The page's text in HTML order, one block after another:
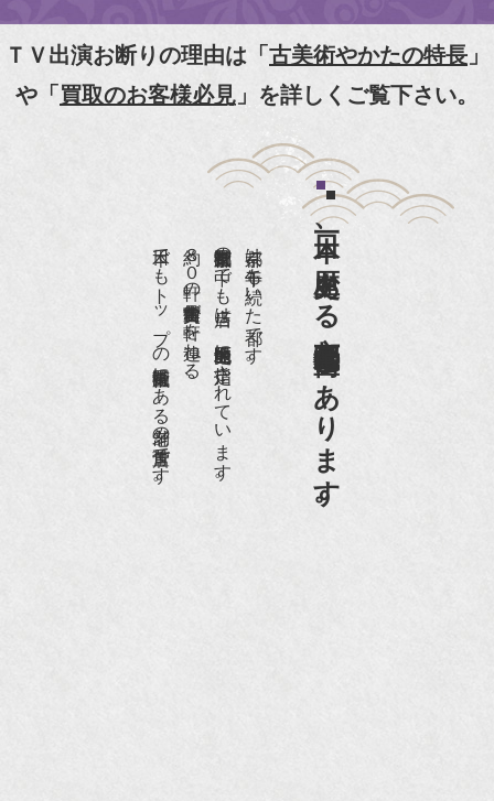
【動画】
『京都新聞』とKBS京都で鴨東まちなか美術館を
『和楽』7月号 樋口可南子さんがお店へ！！
『樋口可南子の古寺散歩』（5月17日発行）
NHK「趣味Do楽」とよた真帆さんご来店！【動
NHK『美の壺』（4月24日放送）
『和楽』10月号
『Hanako 京都案内』
『FIGARO japon』12月号
ＴＶ出演お断りの理由は「古美術やかたの特長 」
や「買取のお客様必見 」を詳しくご覧下さい。
日本一、歴史ある
京都祇園骨董街にあります。
京都は千年も続いた都です。
京都祇園骨董街の中でも当店は、歴史的保全地区に指定されています。
約８０軒の古美術骨董商が軒を連ねる、
日本でもトップの祇園骨董街にある老舗の骨董店です。